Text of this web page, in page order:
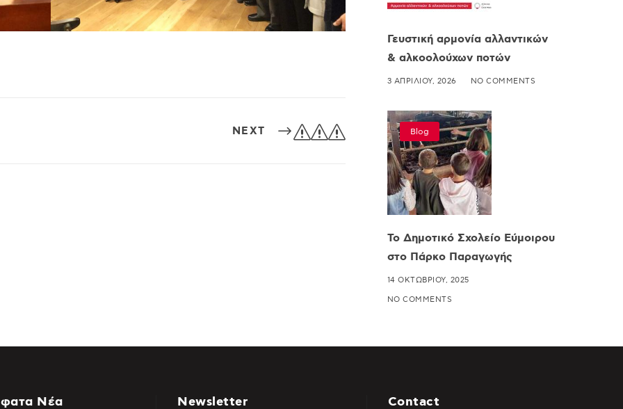
NEXT sss
Γευστική αρμονία αλλαντικών
& αλκοολούχων ποτών
3 ΑΠΡΙΛΊΟΥ, 2026 NO COMMENTS
Blog
Το Δημοτικό Σχολείο Εύμοιρου
στο Πάρκο Παραγωγής
14 ΟΚΤΩΒΡΊΟΥ, 2025
NO COMMENTS
Νέα Newsletter Contact